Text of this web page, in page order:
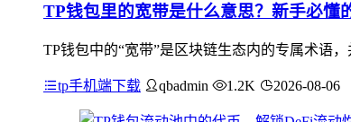
TP钱包里的宽带是什么意思？新手必懂
TP钱包中的“宽带”是区块链生态内的专属术语
tp手机端下载 qbadmin 1.2K 2026-08-06